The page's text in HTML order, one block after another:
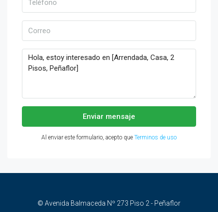
Enviar mensaje
Al enviar este formulario, acepto que Terminos de uso
© Avenida Balmaceda Nº 273 Piso 2 - Peñaflor